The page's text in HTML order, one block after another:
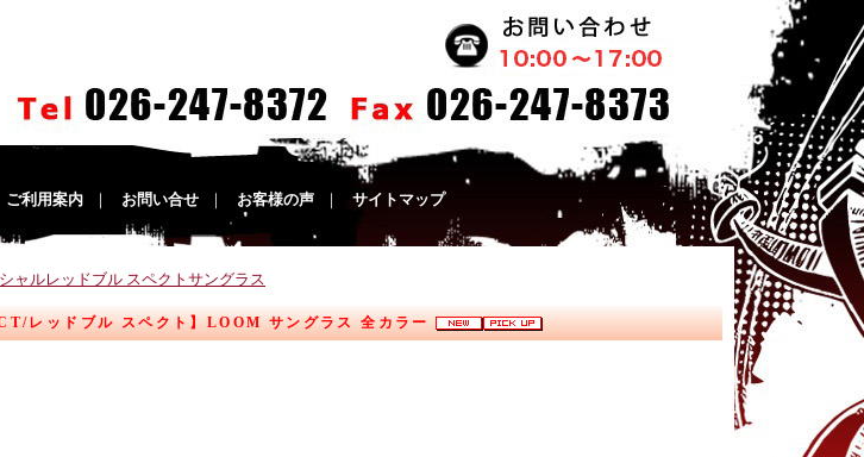
ご利用案内 お問い合せ お客様の声 サイトマップ
ャルレッドブル スペクトサングラス
レッドブル スペクト】LOOM サングラス 全カラー